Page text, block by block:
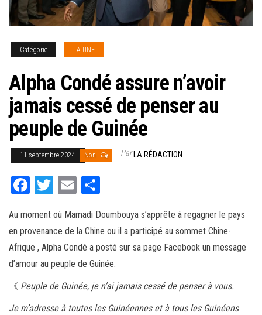
Catégorie LA UNE
Alpha Condé assure n’avoir
jamais cessé de penser au
peuple de Guinée
11 septembre 2024 Non ParLA RÉDACTION
Fa
bo
ok
T
tt
er
E
ail ag
er
Au moment où Mamadi Doumbouya s’apprête à regagner le pays
en provenance de la Chine ou il a participé au sommet Chine-
Afrique , Alpha Condé a posté sur sa page Facebook un message
d’amour au peuple de Guinée.
《 Peuple de Guinée, je n’ai jamais cessé de penser à vous.
Je m’adresse à toutes les Guinéennes et à tous les Guinéens